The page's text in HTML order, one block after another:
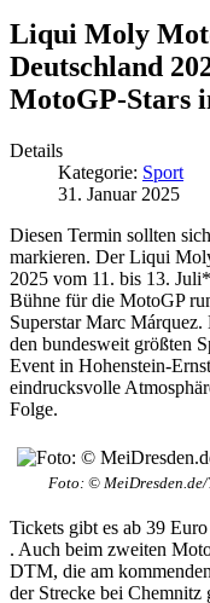
Liqui Moly
Deutschland
MotoGP-Stars
Details
Kategorie: Sport
31. Januar 2025
Diesen Termin sollten
markieren. Der Liqui
2025 vom 11. bis 13.
Bühne für die MotoGP
Superstar Marc
den bundesweit größten
Event in Hohenstein-
eindrucksvolle
Folge.
Foto: © MeiDresden.de/
Tickets gibt es ab 39
. Auch beim zweiten
DTM, die am
der Strecke bei Chemnitz